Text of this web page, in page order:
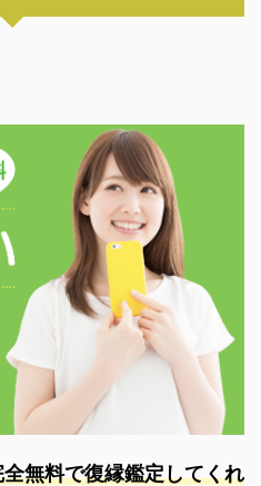
全無料で復縁鑑定してくれ